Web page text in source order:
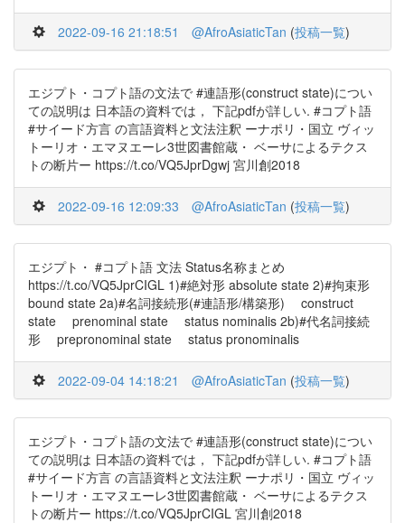
2022-09-16 21:18:51 @AfroAsiaticTan (投稿一覧)
エジプト・コプト語の文法で #連語形(construct state)につい
ての説明は 日本語の資料では， 下記pdfが詳しい. #コプト語
#サイード方言 の言語資料と文法注釈 ーナポリ・国立 ヴィッ
トーリオ・エマヌエーレ3世図書館蔵・ ベーサによるテクス
トの断片ー https://t.co/VQ5JprDgwj 宮川創2018
2022-09-16 12:09:33 @AfroAsiaticTan (投稿一覧)
エジプト・ #コプト語 文法 Status名称まとめ
https://t.co/VQ5JprCIGL 1)#絶対形 absolute state 2)#拘束形
bound state 2a)#名詞接続形(#連語形/構築形) construct
state prenominal state status nominalis 2b)#代名詞接続
形 prepronominal state status pronominalis
2022-09-04 14:18:21 @AfroAsiaticTan (投稿一覧)
エジプト・コプト語の文法で #連語形(construct state)につい
ての説明は 日本語の資料では， 下記pdfが詳しい. #コプト語
#サイード方言 の言語資料と文法注釈 ーナポリ・国立 ヴィッ
トーリオ・エマヌエーレ3世図書館蔵・ ベーサによるテクス
トの断片ー https://t.co/VQ5JprCIGL 宮川創2018